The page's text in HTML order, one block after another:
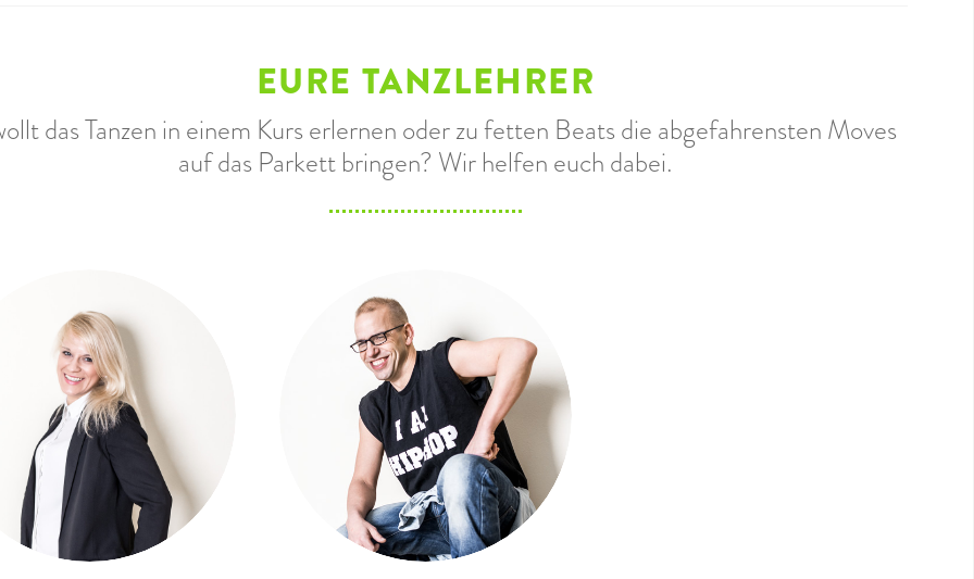
EURE TANZLEHRER
das Tanzen in einem Kurs erlernen oder zu fetten Beats die abgefahrensten Moves
auf das Parkett bringen? Wir helfen euch dabei.